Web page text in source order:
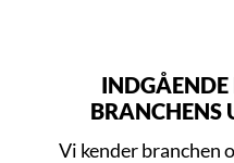
BRANCHENS
Vi kender branchen